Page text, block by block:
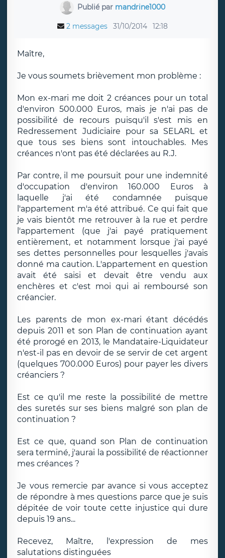
Publié par mandrine1000
2 messages 31/10/2014 12:18
Maître,
Je vous soumets brièvement mon problème :
Mon ex-mari me doit 2 créances pour un total
d'environ 500.000 Euros, mais je n'ai pas de
possibilité de recours puisqu'il s'est mis en
Redressement Judiciaire pour sa SELARL et
que tous ses biens sont intouchables. Mes
créances n'ont pas été déclarées au R.J.
Par contre, il me poursuit pour une indemnité
d'occupation d'environ 160.000 Euros à
laquelle j'ai été condamnée puisque
l'appartement m'a été attribué. Ce qui fait que
je vais bientôt me retrouver à la rue et perdre
l'appartement (que j'ai payé pratiquement
entièrement, et notamment lorsque j'ai payé
ses dettes personnelles pour lesquelles j'avais
donné ma caution. L'appartement en question
avait été saisi et devait être vendu aux
enchères et c'est moi qui ai remboursé son
créancier.
Les parents de mon ex-mari étant décédés
depuis 2011 et son Plan de continuation ayant
été prorogé en 2013, le Mandataire-Liquidateur
n'est-il pas en devoir de se servir de cet argent
(quelques 700.000 Euros) pour payer les divers
créanciers ?
Est ce qu'il me reste la possibilité de mettre
des suretés sur ses biens malgré son plan de
continuation ?
Est ce que, quand son Plan de continuation
sera terminé, j'aurai la possibilité de réactionner
mes créances ?
Je vous remercie par avance si vous acceptez
de répondre à mes questions parce que je suis
dépitée de voir toute cette injustice qui dure
depuis 19 ans...
Recevez, Maître, l'expression de mes
salutations distinguées